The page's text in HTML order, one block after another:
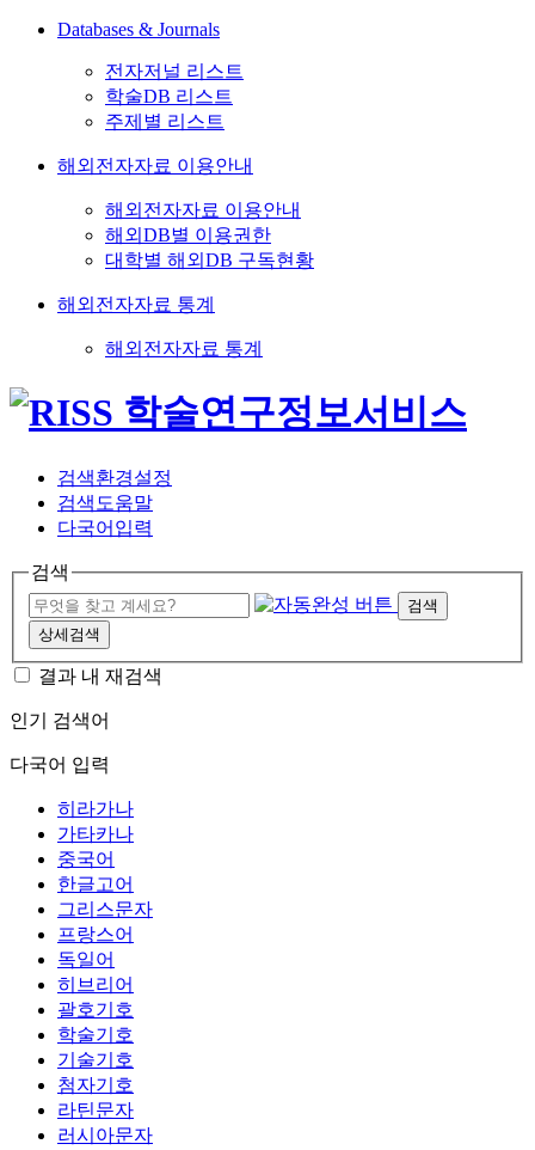
Databases & Journals
전자저널 리스트
학술DB 리스트
주제별 리스트
해외전자자료 이용안내
해외전자자료 이용안내
해외DB별 이용권한
대학별 해외DB 구독현황
해외전자자료 통계
해외전자자료 통계
검색환경설정
검색도움말
다국어입력
검색
검색
상세검색
결과 내 재검색
인기 검색어
다국어 입력
히라가나
가타카나
중국어
한글고어
그리스문자
프랑스어
독일어
히브리어
괄호기호
학술기호
기술기호
첨자기호
라틴문자
러시아문자